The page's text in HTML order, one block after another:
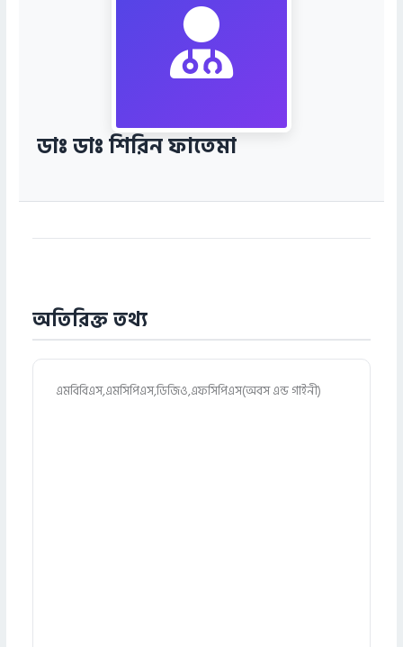
ডাঃ ডাঃ শিরিন ফাতেমা
অতিরিক্ত তথ্য
এমবিবিএস,এমসিপিএস,ডিজিও,এফসিপিএস(অবস এন্ড গাইনী)